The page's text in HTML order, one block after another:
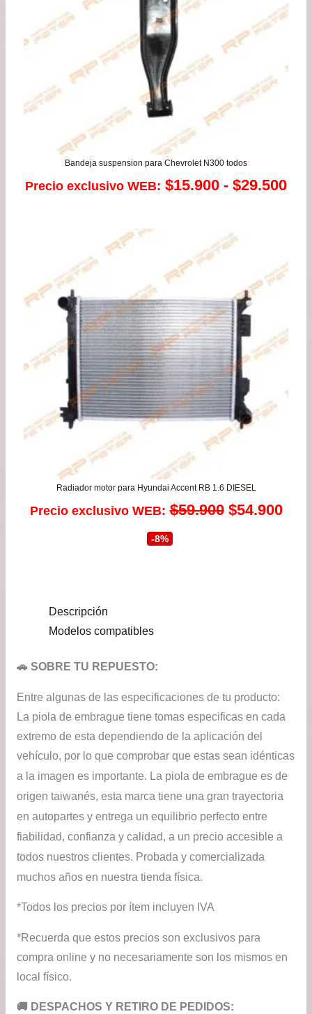
Bandeja suspension para Chevrolet N300 todos
Precio exclusivo WEB: $15.900 - $29.500
Radiador motor para Hyundai Accent RB 1.6 DIESEL
Precio exclusivo WEB: $59.900 El
$54.900El
-8%
Descripción
Modelos compatibles
🚗 SOBRE TU REPUESTO:
Entre algunas de las especificaciones de tu producto:
La piola de embrague tiene tomas especificas en cada
extremo de esta dependiendo de la aplicación del
vehículo, por lo que comprobar que estas sean idénticas
a la imagen es importante. La piola de embrague es de
origen taiwanés, esta marca tiene una gran trayectoria
en autopartes y entrega un equilibrio perfecto entre
fiabilidad, confianza y calidad, a un precio accesible a
todos nuestros clientes. Probada y comercializada
muchos años en nuestra tienda física.
*Todos los precios por ítem incluyen IVA
*Recuerda que estos precios son exclusivos para
compra online y no necesariamente son los mismos en
local físico.
​🚚​ DESPACHOS Y RETIRO DE PEDIDOS: